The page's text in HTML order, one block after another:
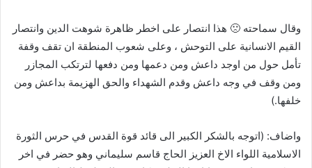
وقال سماحته 🙁 هذا انتصار على اخطر ظاهرة شوهت الدين وانتصار
القيم الانسانية على التوحش ، وعلى شعوب المنطقة ان تقف وقفة
تأمل حول من اوجد داعش ومن دعمها ومن دفعها لترتكب المجازر
ومن وقف في وجه داعش وقدم الشهداء والحق الهزيمة بداعش ومن
خلفها.
)
واضاف: (اتوجه بالشكر الكبير الى قائد قوة القدس في حرس الثورة
الاسلامية اللواء الاخ العزيز الحاج قاسم سليماني وهو حضر في اخر